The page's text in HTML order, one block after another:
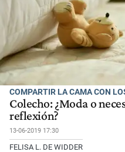
COMPARTIR LA CAMA CON
Colecho: ¿Moda o
reflexión?
13-06-2019 17:30
FELISA L. DE WIDDER